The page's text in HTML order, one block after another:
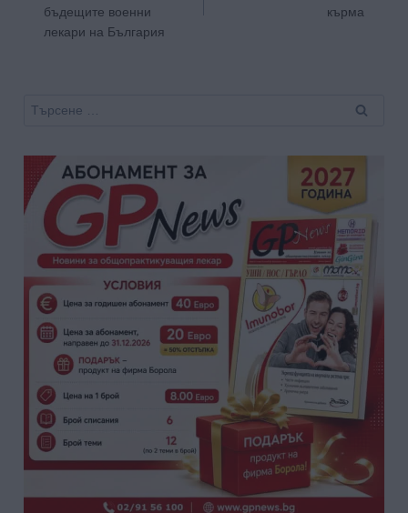
бъдещите военни
лекари на България
кърма
Търсене